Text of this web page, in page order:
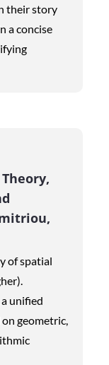
their story
a concise
Theory,
of spatial
unified
geometric,